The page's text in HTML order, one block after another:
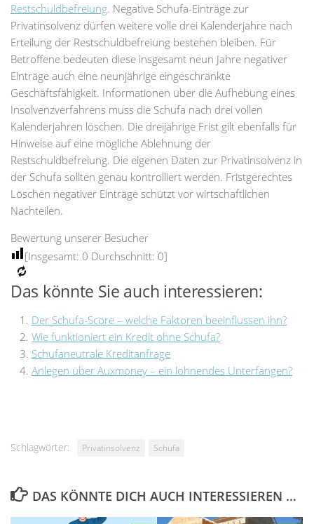
Restschuldbefreiung. Negative Schufa-Einträge zur
Privatinsolvenz dürfen weitere volle drei Kalenderjahre nach
Erteilung der Restschuldbefreiung bestehen bleiben. Für
Betroffene bedeuten diese insgesamt neun Jahre negativer
Einträge auch eine neunjährige eingeschränkte
Geschäftsfähigkeit. Informationen über die Aufhebung eines
Insolvenzverfahrens muss die Schufa nach drei vollen
Kalenderjahren löschen. Die dreijährige Frist gilt ebenfalls für
Hinweise auf eine mögliche Ablehnung der
Restschuldbefreiung. Die eigenen Daten zur Privatinsolvenz in
der Schufa sollten genau kontrolliert werden. Fristgerechtes
Löschen negativer Einträge schützt vor wirtschaftlichen
Nachteilen.
Bewertung unserer Besucher
[Insgesamt: 0 Durchschnitt: 0]
Das könnte Sie auch interessieren:
Der Schufa-Score – welche Faktoren beeinflussen ihn?
Wie funktioniert ein Kredit ohne Schufa?
Schufaneutrale Kreditanfrage
Anlegen über Auxmoney – ein lohnendes Unterfangen?
Schlagwörter: Privatinsolvenz Schufa
DAS KÖNNTE DICH AUCH INTERESSIEREN …